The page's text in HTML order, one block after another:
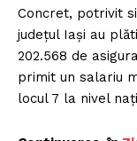
Concret, potrivit
judeţul Iaşi au
202.568 de
primit un salariu
locul 7 la nivel